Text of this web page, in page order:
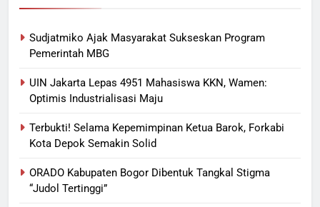
Sudjatmiko Ajak Masyarakat Sukseskan Program
Pemerintah MBG
UIN Jakarta Lepas 4951 Mahasiswa KKN, Wamen:
Optimis Industrialisasi Maju
Terbukti! Selama Kepemimpinan Ketua Barok, Forkabi
Kota Depok Semakin Solid
ORADO Kabupaten Bogor Dibentuk Tangkal Stigma
“Judol Tertinggi”